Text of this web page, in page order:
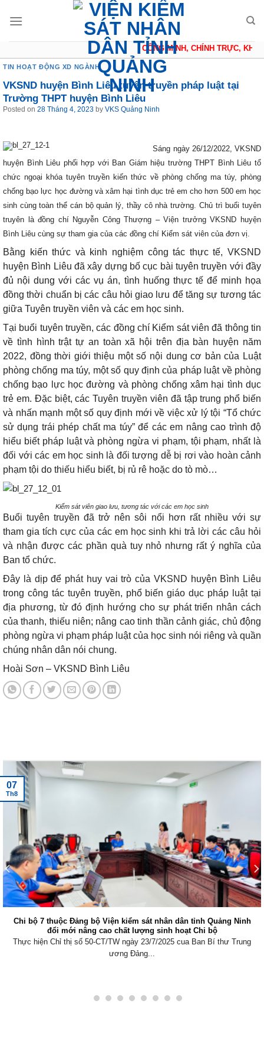
CÔNG MINH, CHÍNH TRỰC,
TIN HOẠT ĐỘNG XD NGÀNH
VKSND huyện Bình Liêu tuyên truyền pháp luật tại
Trường THPT huyện Bình Liêu
Posted on 28 Tháng 4, 2023 by VKS Quảng Ninh
Sáng ngày 26/12/2022, VKSND
huyện Bình Liêu phối hợp với Ban Giám hiệu trường THPT Bình Liêu tổ
chức ngoại khóa tuyên truyền kiến thức về phòng chống ma túy, phòng
chống bạo lực học đường và xâm hại tình dục trẻ em cho hơn 500 em học
sinh cùng toàn thể cán bộ quản lý, thầy cô nhà trường. Chủ trì buổi tuyên
truyên là đồng chí Nguyễn Công Thượng – Viện trưởng VKSND huyện
Bình Liêu cùng sự tham gia của các đồng chí Kiểm sát viên của đơn vị.
Bằng kiến thức và kinh nghiệm công tác thực tế, VKSND
huyện Bình Liêu đã xây dựng bố cục bài tuyên truyền với đầy
đủ nội dung với các vụ án, tình huống thực tế để minh họa
đồng thời chuẩn bị các câu hỏi giao lưu để tăng sự tương tác
giữa Tuyên truyền viên và các em học sinh.
Tại buổi tuyên truyền, các đồng chí Kiểm sát viên đã thông tin
về tình hình trật tự an toàn xã hội trên địa bàn huyện năm
2022, đồng thời giới thiệu một số nội dung cơ bản của Luật
phòng chống ma túy, một số quy định của pháp luật về phòng
chống bạo lực học đường và phòng chống xâm hại tình dục
trẻ em. Đặc biệt, các Tuyên truyền viên đã tập trung phổ biến
và nhấn mạnh một số quy định mới về việc xử lý tội “Tổ chức
sử dụng trái phép chất ma túy” để các em nâng cao trình độ
hiểu biết pháp luật và phòng ngừa vi phạm, tội phạm, nhất là
đối với các em học sinh là đối tượng dễ bị rơi vào hoàn cảnh
phạm tội do thiếu hiểu biết, bị rủ rê hoặc do tò mò…
Kiểm sát viên giao lưu, tương tác với các em học sinh
Buổi tuyên truyền đã trở nên sôi nổi hơn rất nhiều với sự
tham gia tích cực của các em học sinh khi trả lời các câu hỏi
và nhận được các phần quà tuy nhỏ nhưng rất ý nghĩa của
Ban tổ chức.
Đây là dịp để phát huy vai trò của VKSND huyện Bình Liêu
trong công tác tuyên truyền, phổ biến giáo dục pháp luật tại
địa phương, từ đó định hướng cho sự phát triển nhân cách
của thanh, thiếu niên; nâng cao tinh thần cảnh giác, chủ động
phòng ngừa vi phạm pháp luật của học sinh nói riêng và quần
chúng nhân dân nói chung.
Hoài Sơn – VKSND Bình Liêu
Chi bộ 7 thuộc Đảng bộ Viện kiểm sát nhân dân tỉnh Quảng Ninh
đổi mới nâng cao chất lượng sinh hoạt Chi bộ
Thực hiện Chỉ thị số 50-CT/TW ngày 23/7/2025 cua Ban Bí thư Trung
ương Đảng...
07
Th8